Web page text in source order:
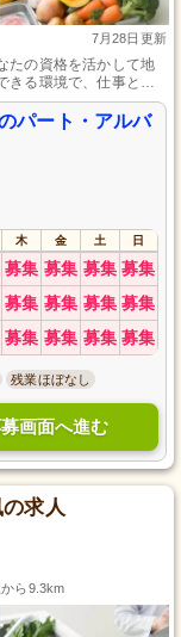
7月28日更新
たの資格を活かして地
きる環境で、仕事とプ
美味しく健康的な食事
場です。
パート・アルバ
木 金 土 日
募集 募集 募集 募集
募集 募集 募集 募集
募集 募集 募集 募集
残業ほぼなし
画面へ進む
求人
ら9.3km